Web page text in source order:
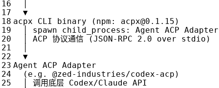
▼
acpx
CLI binary ( npm : acpx@0.1 . 15 )
spawn child_process : Agent ACP Adapter
ACP 协议通信 (JSON- RPC 2.0 over stdio )
▼
Agent
ACP Adapter
( e . g . @zed- industries/codex- acp )
调用底层 Codex/Claude API